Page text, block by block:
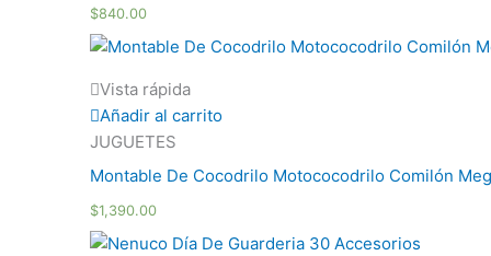
$840.00
Vista rápida
Añadir al carrito
JUGUETES
Montable De Cocodrilo Motococodrilo Comilón
$1,390.00